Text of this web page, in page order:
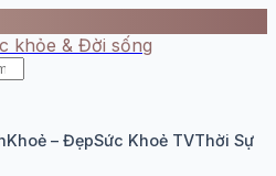
khỏe & Đời sống
Khoẻ – ĐẹpSức Khoẻ TVThời Sự